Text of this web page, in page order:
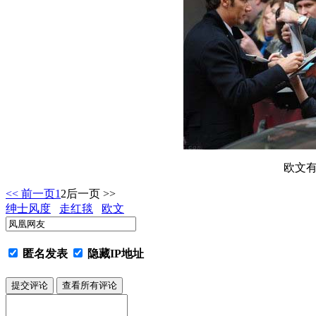
欧文
<< 前一页1 2后一页 >>
绅士风度
走红毯 欧文
匿名发表 隐藏IP地址